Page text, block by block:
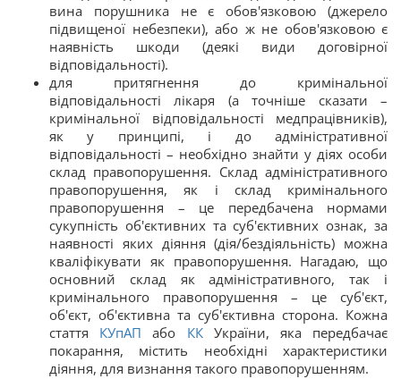
вина порушника не є обов'язковою (джерело
підвищеної небезпеки), або ж не обов'язковою є
наявність шкоди (деякі види договірної
відповідальності).
для притягнення до кримінальної
відповідальності лікаря (а точніше сказати –
кримінальної відповідальності медпрацівників),
як у принципі, і до адміністративної
відповідальності – необхідно знайти у діях особи
склад правопорушення. Склад адміністративного
правопорушення, як і склад кримінального
правопорушення – це передбачена нормами
сукупність об'єктивних та суб'єктивних ознак, за
наявності яких діяння (дія/бездіяльність) можна
кваліфікувати як правопорушення. Нагадаю, що
основний склад як адміністративного, так і
кримінального правопорушення – це суб'єкт,
об'єкт, об'єктивна та суб'єктивна сторона. Кожна
стаття КУпАП або ККУкраїни, яка передбачає
покарання, містить необхідні характеристики
діяння, для визнання такого правопорушенням.